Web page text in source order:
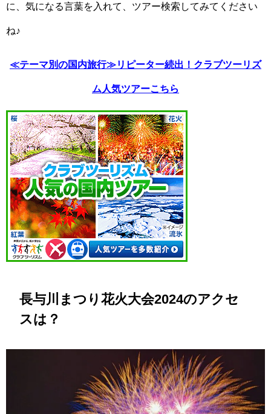
に、気になる言葉を入れて、ツアー検索してみてください
ね♪
≪テーマ別の国内旅行≫リピーター続出！クラブツーリズ
ム人気ツアーこちら
長与川まつり花火大会2024のアクセ
スは？